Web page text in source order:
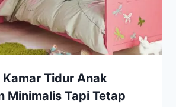
Kamar Tidur Anak
Minimalis Tapi Tetap